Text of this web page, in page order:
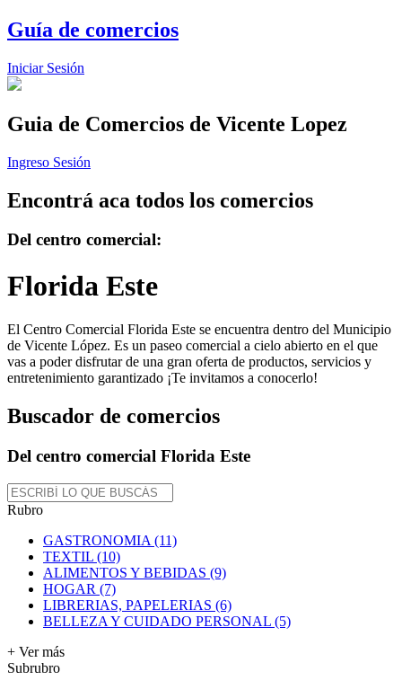
Guía de comercios
Iniciar Sesión
Guia de Comercios de Vicente Lopez
Ingreso Sesión
Encontrá aca todos los comercios
Del centro comercial:
Florida Este
El Centro Comercial Florida Este se encuentra dentro del Municipio
de Vicente López. Es un paseo comercial a cielo abierto en el que
vas a poder disfrutar de una gran oferta de productos, servicios y
entretenimiento garantizado ¡Te invitamos a conocerlo!
Buscador de comercios
Del centro comercial Florida Este
Rubro
GASTRONOMIA (11)
TEXTIL (10)
ALIMENTOS Y BEBIDAS (9)
HOGAR (7)
LIBRERIAS, PAPELERIAS (6)
BELLEZA Y CUIDADO PERSONAL (5)
+ Ver más
Subrubro